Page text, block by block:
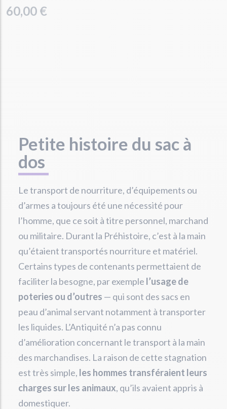
60,00 €
Petite histoire du sac à
dos
Le transport de nourriture, d’équipements ou
d’armes a toujours été une nécessité pour
l’homme, que ce soit à titre personnel, marchand
ou militaire. Durant la Préhistoire, c’est à la main
qu’étaient transportés nourriture et matériel.
Certains types de contenants permettaient de
faciliter la besogne, par exemple l’usage de
poteries ou d’outres — qui sont des sacs en
peau d’animal servant notamment à transporter
les liquides. L’Antiquité n’a pas connu
d’amélioration concernant le transport à la main
des marchandises. La raison de cette stagnation
est très simple, les hommes transféraient leurs
charges sur les animaux, qu’ils avaient appris à
domestiquer.